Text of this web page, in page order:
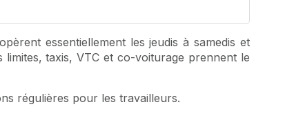
essentiellement les jeudis à samedis et
limites, taxis, VTC et co-voiturage prennent le
régulières pour les travailleurs.